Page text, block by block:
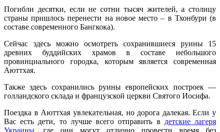
Погибли десятки, если не сотни тысяч жителей, а столицу
страны пришлось перенести на новое место – в Тхонбури (в
составе современного Бангкока).
Сейчас здесь можно осмотреть сохранившиеся руины 15
древних буддийских храмов в составе небольшого
провинциального городка, которым является современная
Аюттхая.
Также здесь сохранились руины европейских построек —
голландского склада и французской церкви Святого Иосифа.
Поездка в Аюттхая увлекательная, но дорога далекая. Если у
Вас есть дети, то лучше всего отправить в детские лагеря
Украины, где они могут отлично провести время без